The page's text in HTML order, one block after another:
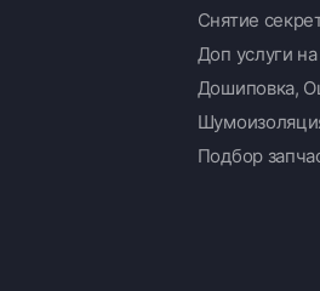
Снятие
Доп услуги
Дошиповка,
Подбор